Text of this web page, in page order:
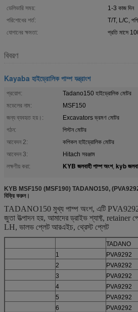
ডেলিভারি সময়:
1-3 কাজ দিন
পরিশোধের শর্ত:
T/T, L/C,
যোগানের ক্ষমতা:
প্রতি মাসে
বিবরণ
Kayaba হাইড্রোলিক পাম্প যন্ত্রাংশ
প্রয়োগ:
Tadano150 হাইড্রোলিক মোটর
মডেলের নাম:
MSF150
জন্য ব্যবহৃত হয়।:
Excavators ভ্রমণ মোটর
গঠন:
পিস্টন মোটর
আবেদন 2:
কপিকল হাইড্রোলিক মোটর
আবেদন 3:
Hitach সরঞ্জাম
লক্ষণীয় করা:
KYB জলবাহী পাম্প অংশ, kyb
KYB MSF150 (MSF190) TADANO150, (PVA9292)
বিক্রি করুন।
TADANO150 মুখ্য পাম্প অংশ, এটি PVA9292
জুতা উত্পাদন হয়, আমাদের ড্রাইভ শ্যাফ্ট, retainer
LH, ভালভ প্লেট আরএইচ, থ্রেস্ট প্লেট
TADANO
1
PVA9292
2
PVA9292
3
PVA9292
4
PVA9292
5
PVA9292
6
PVA9292